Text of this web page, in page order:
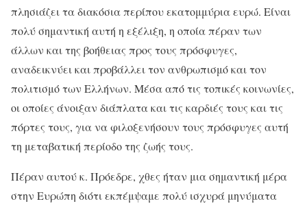
πλησιάζει τα διακόσια περίπου εκατομμύρια ευρώ. Είναι
πολύ σημαντική αυτή η εξέλιξη, η οποία πέραν των
άλλων και της βοήθειας προς τους πρόσφυγες,
αναδεικνύει και προβάλλει τον ανθρωπισμό και τον
πολιτισμό των Ελλήνων. Μέσα από τις τοπικές κοινωνίες,
οι οποίες άνοιξαν διάπλατα και τις καρδιές τους και τις
πόρτες τους, για να φιλοξενήσουν τους πρόσφυγες αυτή
τη μεταβατική περίοδο της ζωής τους.
Πέραν αυτού κ. Πρόεδρε, χθες ήταν μια σημαντική μέρα
στην Ευρώπη διότι εκπέμψαμε πολύ ισχυρά μηνύματα